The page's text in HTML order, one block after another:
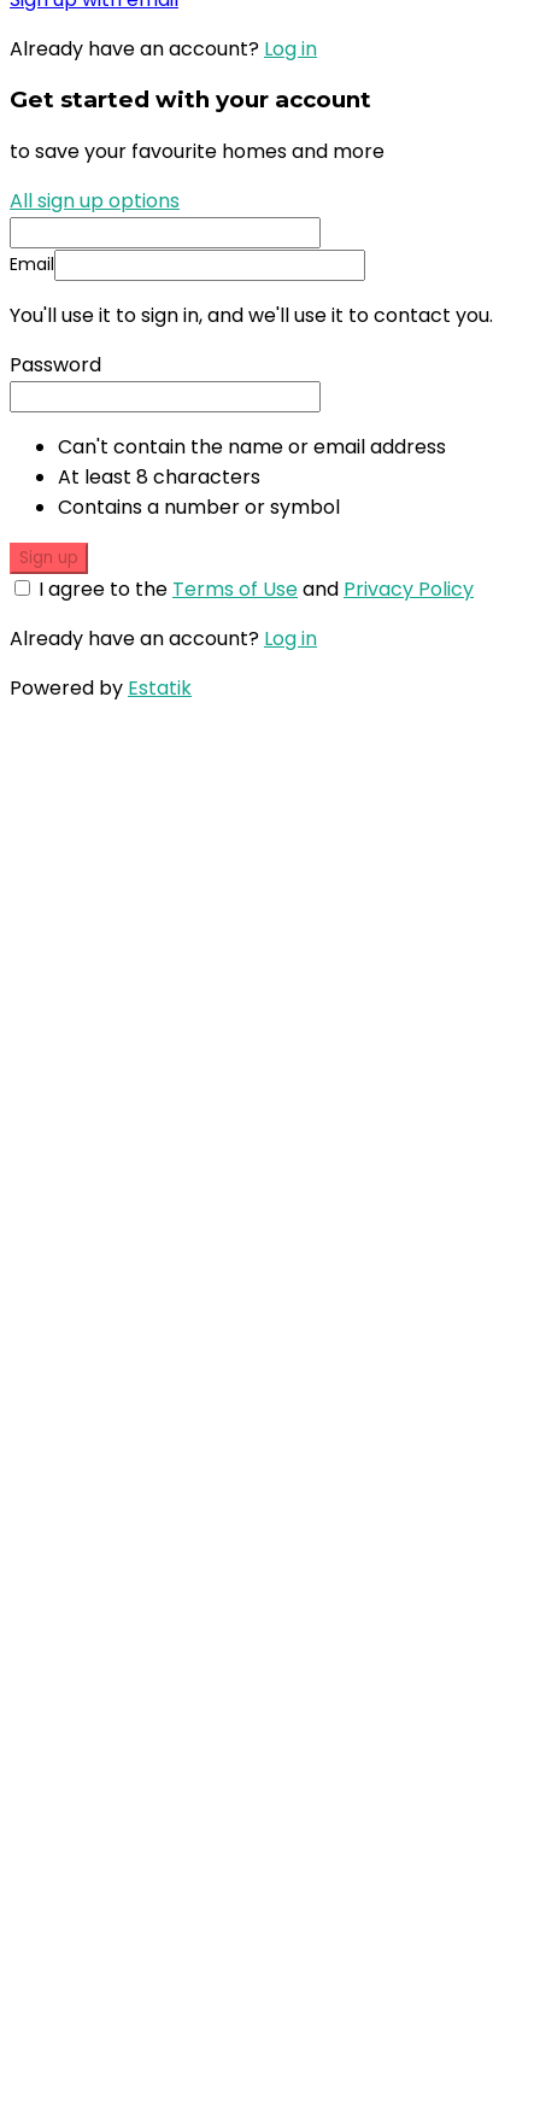
Already have an account? Log in
Get started with your account
to save your favourite homes and more
All sign up options
Email
You'll use it to sign in, and we'll use it to contact you.
Password
Can't contain the name or email address
At least 8 characters
Contains a number or symbol
Sign up
I agree to the Terms of Useand Privacy Policy
Already have an account? Log in
Powered by Estatik